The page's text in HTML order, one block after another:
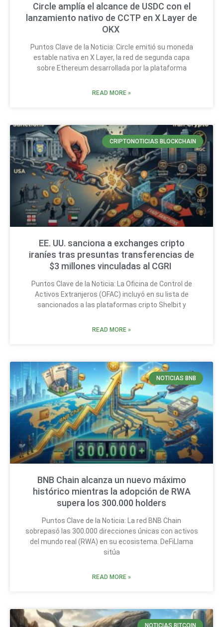
Circle amplía el alcance de USDC con el
lanzamiento nativo de CCTP en X Layer de
OKX
Puntos Clave de la Noticia: Circle emitió su moneda
estable nativa en X Layer, la red de segunda capa
sobre Ethereum desarrollada por la plataforma
READ MORE »
CRIPTONOTICIAS BLOCKCHAIN
EE. UU. sanciona a exchanges cripto
iraníes tras presuntas transferencias de
$3 millones vinculadas al CGRI
Puntos Clave de la Noticia: La Oficina de Control de
Activos Extranjeros (OFAC) incluyó en su lista de
sancionados a las plataformas cripto Shelbit y
READ MORE »
NOTICIAS BNB
BNB Chain alcanza un nuevo máximo
histórico mientras la adopción de RWA
supera los 300.000 holders
Puntos Clave de la Noticia: La red BNB Chain
sobrepasó las 300.000 direcciones únicas con activos
del mundo real (RWA) en su ecosistema. DeFiLlama
sitúa
READ MORE »
NOTICIAS BITCOIN